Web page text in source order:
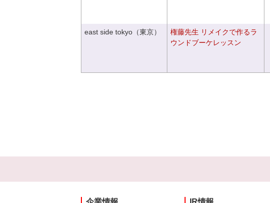
east side tokyo（東京）
権藤先生 リメイクで作るラ
ウンドブーケレッスン